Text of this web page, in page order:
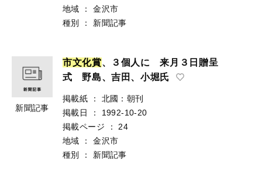
地域
：
金沢市
種別
： 新聞記事
新聞記事
市文化賞、３個人に 来月３日贈呈
式 野島、吉田、小堀氏
掲載紙 ：
北國：朝刊
掲載日
：
1992-10-20
掲載ページ
：
24
地域
：
金沢市
種別
： 新聞記事